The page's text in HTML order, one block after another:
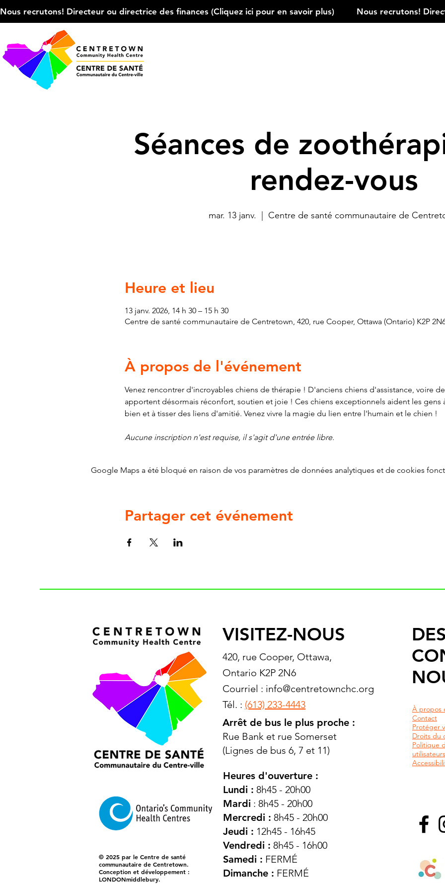
Nous recrutons! Directeur ou directrice des finances (Cliquez ici pour en savoir plus)
Séances de
rendez-vous
mar. 13 janv. Centre de santé communautaire de
Heure et lieu
13 janv. 2026, 14 h 30 – 15 h 30
Centre de santé communautaire de Centretown, 420, rue Cooper, Ottawa (Ontario) K2P
À propos de l'événement
Venez rencontrer d'incroyables chiens de thérapie ! D'anciens chiens d'assistance, voire
apportent désormais réconfort, soutien et joie ! Ces chiens exceptionnels aident les gens
bien et à tisser des liens d'amitié. Venez vivre la magie du lien entre l'humain et le chien !
Aucune inscription n'est requise, il s'agit d'une entrée libre.
Google Maps a été bloqué en raison de vos paramètres de données analytiques et de cookies
Partager cet événement
© 2025 par le Centre de santé
communautaire de Centretown.
Conception et développement :
LONDONmiddlebury.
VISITEZ-NOUS
420, rue Cooper, Ottawa,
Ontario K2P 2N6
Courriel : info@centretownchc.org
Tél. : (613) 233-4443
Arrêt de bus le plus proche :
Rue Bank et rue Somerset
(Lignes de bus 6, 7 et 11)
Heures d'ouverture :
Lundi : 8h45 - 20h00
Mardi : 8h45 - 20h00
Mercredi : 8h45 - 20h00
Jeudi : 12h45 - 16h45
Vendredi : 8h45 - 16h00
Samedi : FERMÉ
Dimanche : FERMÉ
À propos
Contact
Protéger
Droits du
Politique